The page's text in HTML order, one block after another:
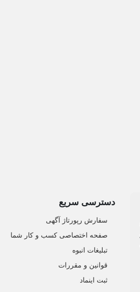
دسترسی سریع
سفارش رپورتاژ آگهی
صفحه اختصاصی کسب و کار شما
تبلیغات انبوه
قوانین و مقررات
ثبت اینماد